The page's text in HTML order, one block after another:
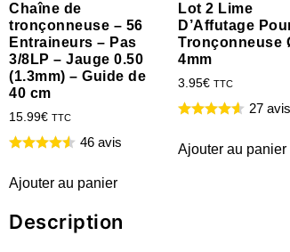
Chaîne de
tronçonneuse – 56
Entraineurs – Pas
3/8LP – Jauge 0.50
(1.3mm) – Guide de
40 cm
15.99€ TTC
46 avis
Ajouter au panier
Lot 2 Lime
D’Affutage
Tronçonneuse
4mm
3.95€ TTC
27 avis
Ajouter au panier
Description